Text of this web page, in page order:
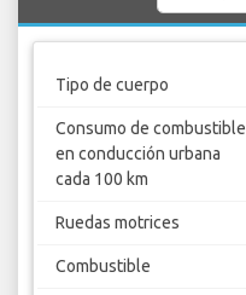
Tipo de cuerpo
Consumo de combustible
en conducción urbana
cada 100 km
Ruedas motrices
Combustible